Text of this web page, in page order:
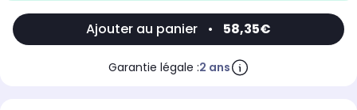
Ajouter au panier • 58,35€
Garantie légale :2 ans